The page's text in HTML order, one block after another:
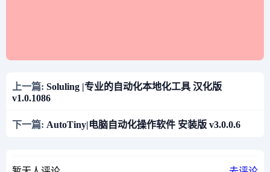
上一篇: Soluling |专业的自动化本地化工具 汉化版
v1.0.1086
下一篇: AutoTiny|电脑自动化操作软件 安装版 v3.0.0.6